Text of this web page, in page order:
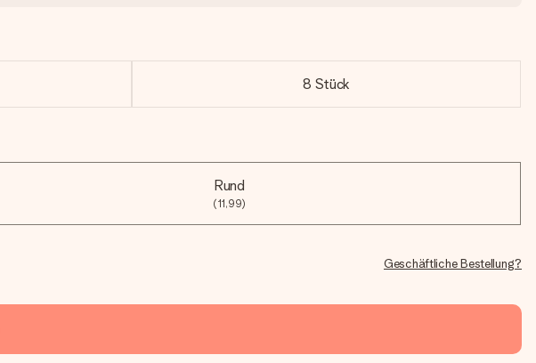
8 Stück
Rund
(11,99)
Geschäftliche Bestellung?